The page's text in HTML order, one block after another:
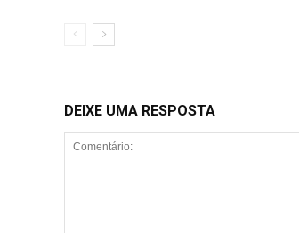
DEIXE UMA RESPOSTA